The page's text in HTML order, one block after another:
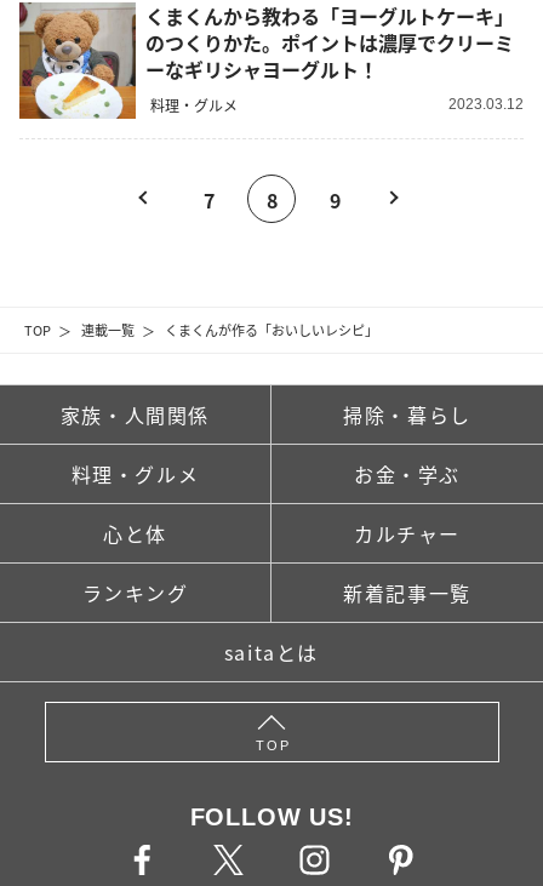
TOP 連載一覧 くまくんが作る「おいしいレシピ」
くまくんから教わる「ヨーグルトケーキ」
のつくりかた。ポイントは濃厚でクリーミ
ーなギリシャヨーグルト！
料理・グルメ 2023.03.12
7 8 9
家族・人間関係 掃除・暮らし
料理・グルメ お金・学ぶ
心と体 カルチャー
ランキング 新着記事一覧
saitaとは
TOP
FOLLOW US!